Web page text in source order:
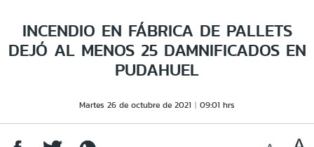
INCENDIO EN FÁBRICA DE PALLETS
DEJÓ AL MENOS 25 DAMNIFICADOS EN
PUDAHUEL
Martes 26 de octubre de 2021 09:01 hrs